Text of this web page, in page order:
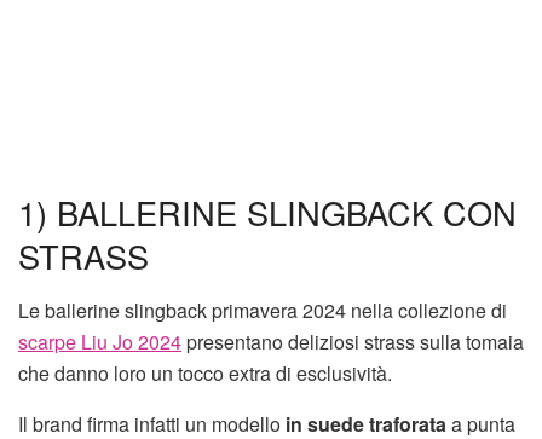
1) BALLERINE SLINGBACK CON
STRASS
Le ballerine slingback primavera 2024 nella collezione di
scarpe Liu Jo 2024presentano deliziosi strass sulla tomaia
che danno loro un tocco extra di esclusività.
Il brand firma infatti un modello in suede traforataa punta